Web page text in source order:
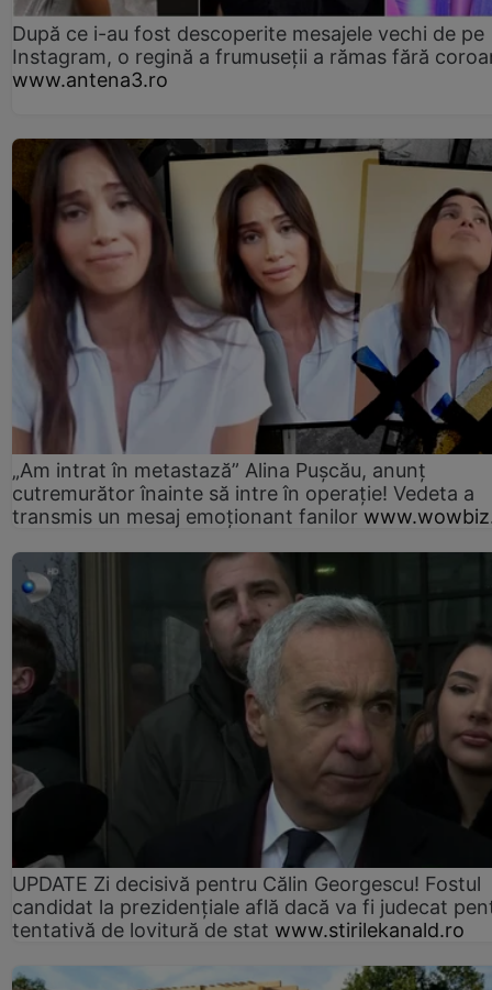
După ce i-au fost descoperite mesajele vechi de pe
Instagram, o regină a frumuseții a rămas fără
www.antena3.ro
„Am intrat în metastază” Alina Pușcău, anunț
cutremurător înainte să intre în operație! Vedeta a
transmis un mesaj emoționant fanilor
UPDATE Zi decisivă pentru Călin Georgescu! Fostul
candidat la prezidențiale află dacă va fi judecat
tentativă de lovitură de stat www.stirilekanald.ro